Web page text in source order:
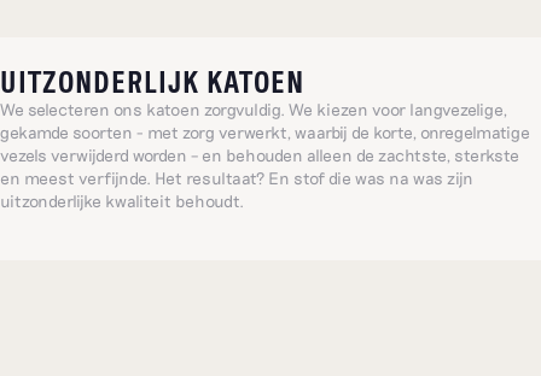
UITZONDERLIJK KATOEN
We selecteren ons katoen zorgvuldig. We kiezen voor langvezelige,
gekamde soorten - met zorg verwerkt, waarbij de korte, onregelmatige
vezels verwijderd worden – en behouden alleen de zachtste, sterkste
en meest verfijnde. Het resultaat? En stof die was na was zijn
uitzonderlijke kwaliteit behoudt.